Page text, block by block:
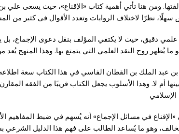
ومن هنا تأتي أهمية كتاب «الإقناع»، حيث يسعى
سهلًا، نظرًا لاختلاف الروايات وتعدد الأقوال في كثير من
علمي دقيق، حيث لا يكتفي المؤلف بنقل دعوى الإجماع،
ما يُظهر روح النقد العلمي التي يتمتع بها. وهذا المنهج
عبد الملك بن القطان الفاسي في هذا الكتاب سعة اطلاعه
أم لا. وهذا الأسلوب يجعل الكتاب قريبًا من الفقه
في مسائل الإجماع» أنه يُسهم في ضبط المفاهيم
وهو ما يُساعد الطالب على فهم هذا الدليل الشرعي